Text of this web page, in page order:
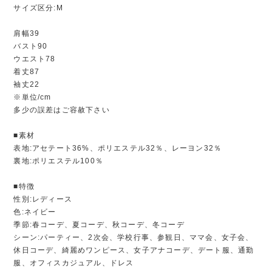
サイズ区分:M
肩幅39
バスト90
ウエスト78
着丈87
袖丈22
※単位/cm
多少の誤差はご容赦下さい
■素材
表地:アセテート36%、ポリエステル32％、レーヨン32％
裏地:ポリエステル100％
■特徴
性別:レディース
色:ネイビー
季節:春コーデ、夏コーデ、秋コーデ、冬コーデ
シーン:パーティー、2次会、学校行事、参観日、ママ会、女子会、
休日コーデ、綺麗めワンピース、女子アナコーデ、デート服、通勤
服、オフィスカジュアル、ドレス